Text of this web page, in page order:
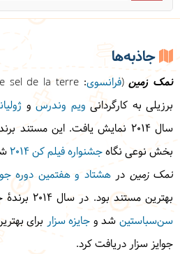
جاذبه‌ها
نمک زمین(فرانسوی:
sel de la terre
برزیلی به کارگردانی ویم وندرسو
سال ۲۰۱۴ نمایش یافت. این
بخش نوعی نگاهجشنواره فیلم کن ۲۰۱۴
نمک زمین در هشتاد و هفتمین دوره
بهترین مستند بود. در سال ۲۰۱۴ برندهٔ جایزهٔ تماشاگران
سن‌سباستین شد و جایزه سزار برای
جوایز سزار دریافت کرد.